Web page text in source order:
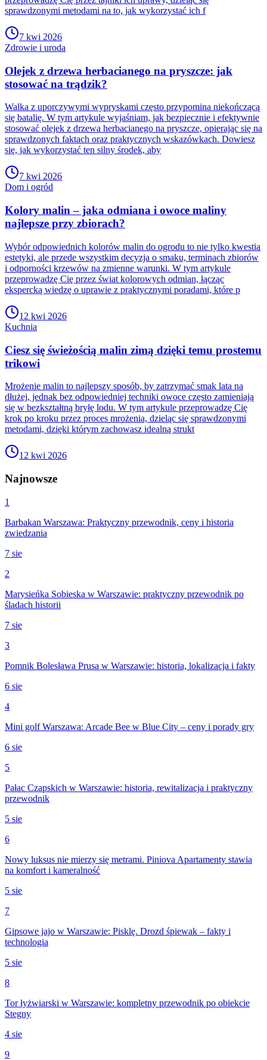
sprawdzonymi metodami na to, jak wykorzystać ich f
7 kwi 2026
Zdrowie i uroda
Olejek z drzewa herbacianego na pryszcze: jak
stosować na trądzik?
Walka z uporczywymi wypryskami często przypomina niekończącą
się batalię. W tym artykule wyjaśniam, jak bezpiecznie i efektywnie
stosować olejek z drzewa herbacianego na pryszcze, opierając się na
sprawdzonych faktach oraz praktycznych wskazówkach. Dowiesz
się, jak wykorzystać ten silny środek, aby
7 kwi 2026
Dom i ogród
Kolory malin – jaka odmiana i owoce maliny
najlepsze przy zbiorach?
Wybór odpowiednich kolorów malin do ogrodu to nie tylko kwestia
estetyki, ale przede wszystkim decyzja o smaku, terminach zbiorów
i odporności krzewów na zmienne warunki. W tym artykule
przeprowadzę Cię przez świat kolorowych odmian, łącząc
ekspercką wiedzę o uprawie z praktycznymi poradami, które p
12 kwi 2026
Kuchnia
Ciesz się świeżością malin zimą dzięki temu prostemu
trikowi
Mrożenie malin to najlepszy sposób, by zatrzymać smak lata na
dłużej, jednak bez odpowiedniej techniki owoce często zamieniają
się w bezkształtną bryłę lodu. W tym artykule przeprowadzę Cię
krok po kroku przez proces mrożenia, dzieląc się sprawdzonymi
metodami, dzięki którym zachowasz idealną strukt
12 kwi 2026
Najnowsze
1
Barbakan Warszawa: Praktyczny przewodnik, ceny i historia
zwiedzania
7 sie
2
Marysieńka Sobieska w Warszawie: praktyczny przewodnik po
śladach historii
7 sie
3
Pomnik Bolesława Prusa w Warszawie: historia, lokalizacja i fakty
6 sie
4
Mini golf Warszawa: Arcade Bee w Blue City – ceny i porady gry
6 sie
5
Pałac Czapskich w Warszawie: historia, rewitalizacja i praktyczny
przewodnik
5 sie
6
Nowy luksus nie mierzy się metrami. Piniova Apartamenty stawia
na komfort i kameralność
5 sie
7
Gipsowe jajo w Warszawie: Pisklę. Drozd śpiewak – fakty i
technologia
5 sie
8
Tor łyżwiarski w Warszawie: kompletny przewodnik po obiekcie
Stegny
4 sie
9